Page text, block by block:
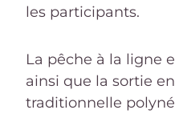
les participants.
La pêche à la ligne
ainsi que la sortie
traditionnelle